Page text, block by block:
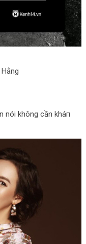
nói không cần kháп